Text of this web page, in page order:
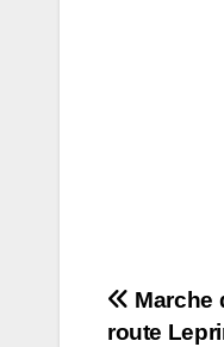
Marche
route